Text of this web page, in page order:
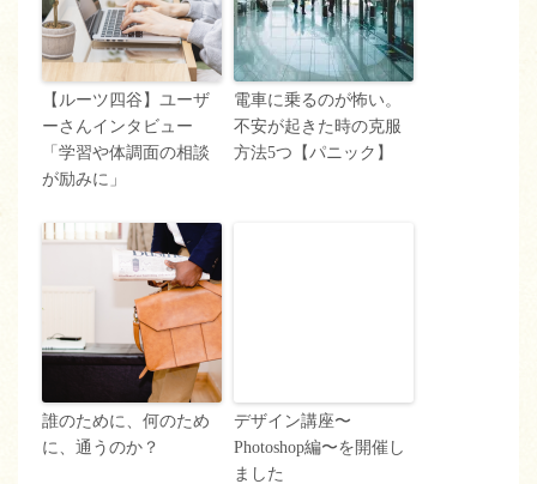
【ルーツ四谷】ユーザ
ーさんインタビュー
「学習や体調面の相談
が励みに」
電車に乗るのが怖い。
不安が起きた時の克服
方法5つ【パニック】
誰のために、何のため
に、通うのか？
デザイン講座〜
Photoshop編〜を開催し
ました